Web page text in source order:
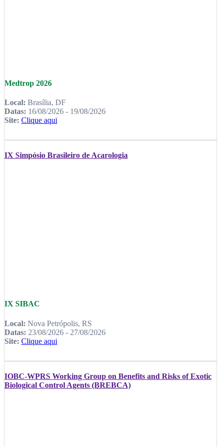
Medtrop 2026
Local: Brasília, DF
Datas: 16/08/2026 - 19/08/2026
Site: Clique aqui
IX Simpósio Brasileiro de Acarologia
IX SIBAC
Local: Nova Petrópolis, RS
Datas: 23/08/2026 - 27/08/2026
Site: Clique aqui
IOBC-WPRS Working Group on Benefits and Risks of Exotic
Biological Control Agents (BREBCA)